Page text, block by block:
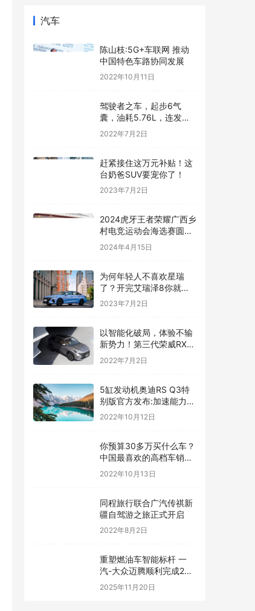
汽车
陈山枝:5G+车联网 推动
中国特色车路协同发展
2022年10月11日
驾驶者之车，起步6气
囊，油耗5.76L，连发动
机都是顶级水平——汽车
2022年7月2日
赶紧接住这万元补贴！这
台奶爸SUV要宠你了！
2023年7月2日
2024虎牙王者荣耀广西乡
村电竞运动会海选赛圆满
结束
2024年4月15日
为何年轻人不喜欢星瑞
了？开完艾瑞泽8你就能
得到标准答案
2023年7月2日
以智能化破局，体验不输
新势力！第三代荣威RX5
有很高的期待
2022年7月2日
5缸发动机奥迪RS Q3特
别版官方发布:加速能力堪
比超跑
2022年10月12日
你预算30多万买什么车？
中国最喜欢的高档车销量
榜公布：宝马3系太强了
2022年10月13日
同程旅行联合广汽传祺新
疆自驾游之旅正式开启
2022年8月2日
重塑燃油车智能标杆 一
汽-大众迈腾顺利完成24
小时高速NOA耐力挑战
2025年11月20日